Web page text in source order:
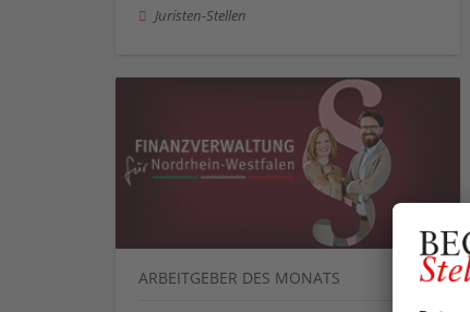
Juristen-Stellen
ARBEITGEBER DES MONATS